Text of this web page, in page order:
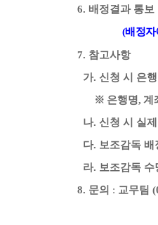
6. 배정결과 통보
(배정자
7. 참고사항
가. 신청 시 은
※ 은행명, 계
나. 신청 시 실
다. 보조감독 배
라. 보조감독 수
8. 문의 : 교무팀